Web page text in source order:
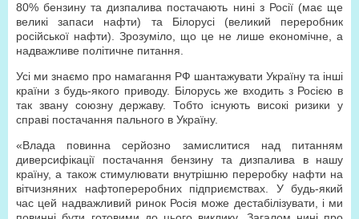
80% бензину та дизпалива постачають нині з Росії (має ще
великі запаси нафти) та Білорусі (великий переробник
російської нафти). Зрозуміло, що це не лише економічне, а
надважливе політичне питання.
Усі ми знаємо про намагання РФ шантажувати Україну та інші
країни з будь-якого приводу. Білорусь же входить з Росією в
так звану союзну державу. Тобто існують високі ризики у
справі постачання пального в Україну.
«Влада повинна серйозно замислитися над питанням
диверсифікації постачання бензину та дизпалива в нашу
країну, а також стимулювати внутрішню переробку нафти на
вітчизняних нафтопереробних підприємствах. У будь-який
час цей надважливий ринок Росія може дестабілізувати, і ми